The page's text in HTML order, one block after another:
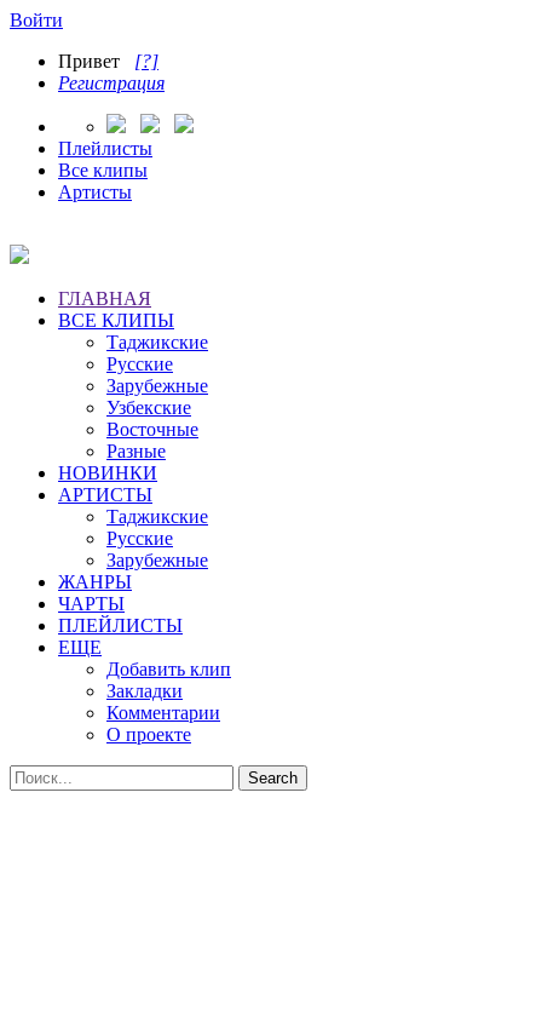
Войти
Привет [?]
Регистрация
Плейлисты
Все клипы
Артисты
ГЛАВНАЯ
ВСЕ КЛИПЫ
Таджикские
Русские
Зарубежные
Узбекские
Восточные
Разные
НОВИНКИ
АРТИСТЫ
Таджикские
Русские
Зарубежные
ЖАНРЫ
ЧАРТЫ
ПЛЕЙЛИСТЫ
ЕЩЕ
Добавить клип
Закладки
Комментарии
О проекте